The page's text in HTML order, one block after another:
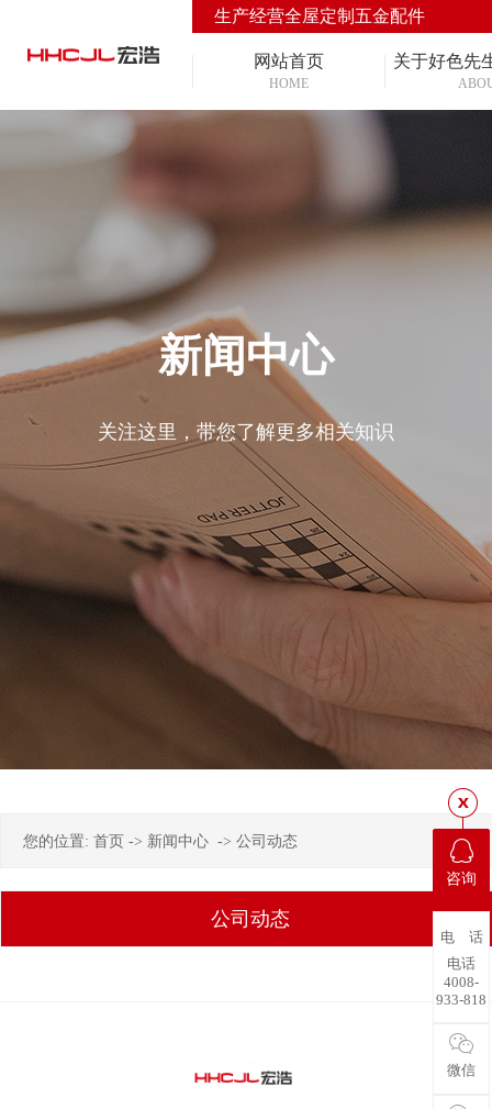
生产经营全屋定制五金配件
网站首页
HOME
关于好色先
新闻中心
关注这里，带您了解更多相关知识
您的位置: 首页 -> 新闻中心 -> 公司动态
公司动态
咨询
电 话
电话
4008-
933-818
微信